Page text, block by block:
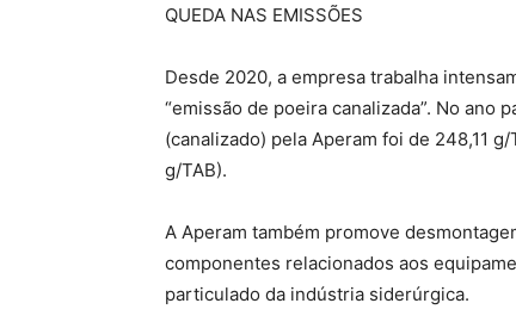
QUEDA NAS EMISSÕES
Desde 2020, a empresa trabalha
“emissão de poeira canalizada”. No ano
(canalizado) pela Aperam foi de 248,11
g/TAB).
A Aperam também promove
componentes relacionados aos
particulado da indústria siderúrgica.